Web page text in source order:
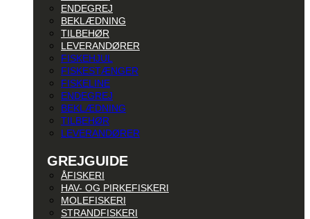
ENDEGREJ
BEKLÆDNING
TILBEHØR
LEVERANDØRER
FISKEHJUL
FISKESTÆNGER
FISKELINE
ENDEGREJ
BEKLÆDNING
TILBEHØR
LEVERANDØRER
GREJGUIDE
ÅFISKERI
HAV- OG PIRKEFISKERI
MOLEFISKERI
STRANDFISKERI